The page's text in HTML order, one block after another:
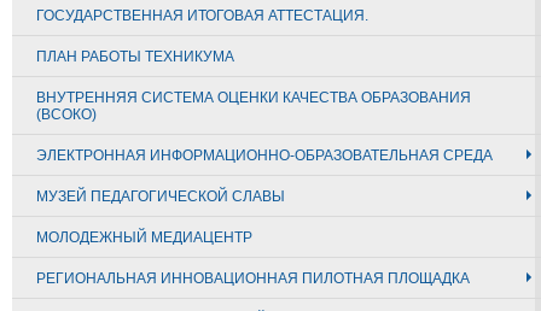
ГОСУДАРСТВЕННАЯ ИТОГОВАЯ АТТЕСТАЦИЯ.
ПЛАН РАБОТЫ ТЕХНИКУМА
ВНУТРЕННЯЯ СИСТЕМА ОЦЕНКИ КАЧЕСТВА ОБРАЗОВАНИЯ
(ВСОКО)
ЭЛЕКТРОННАЯ ИНФОРМАЦИОННО-ОБРАЗОВАТЕЛЬНАЯ СРЕДА
МУЗЕЙ ПЕДАГОГИЧЕСКОЙ СЛАВЫ
МОЛОДЕЖНЫЙ МЕДИАЦЕНТР
РЕГИОНАЛЬНАЯ ИННОВАЦИОННАЯ ПИЛОТНАЯ ПЛОЩАДКА